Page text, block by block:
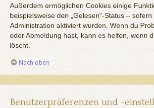
Außerdem ermöglichen Cookies einige
beispielsweise den „Gelesen“-Status –
Administration aktiviert wurden. Wenn du
oder Abmeldung hast, kann es helfen, wenn
löscht.
Nach oben
Benutzerpräferenzen und -